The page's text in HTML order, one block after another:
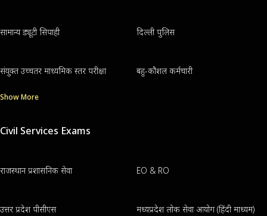
सामान्य ड्यूटी सिपाही दिल्ली पुलिस
संयुक्त उच्चतर माध्यमिक स्तर परीक्षा बहु-कौशल कर्मचारी
Show More
Civil Services Exams
राजस्थान प्रशासनिक सेवा EO & RO
उत्तर प्रदेश पीसीएस मध्यप्रदेश लोक सेवा आयोग (हिंदी माध्यम)